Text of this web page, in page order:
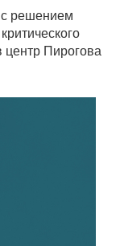
с решением
центр Пирогова